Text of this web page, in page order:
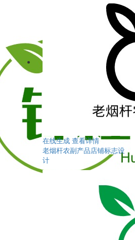
在线生成 查看详情
老烟杆农副产品店铺标志设
计